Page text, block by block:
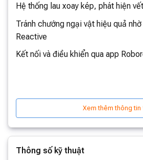
Hệ thống lau xoay kép, phát hiện
Tránh chướng ngại vật hiệu quả
Reactive
Kết nối và điều khiển qua app
Công nghệ FlexiArm giúp
cạnh hiệu quả
Nâng tầm trải nghiệm làm sạch,
Xem thêm thông tin
Thông số kỹ thuật